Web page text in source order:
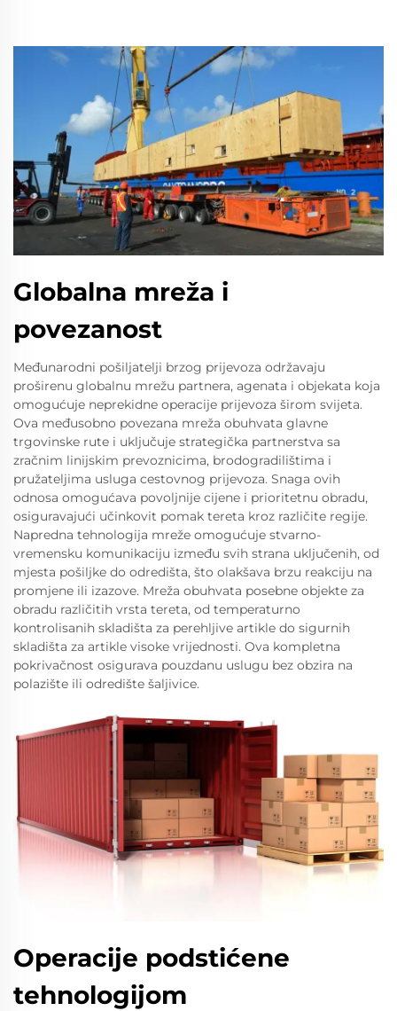
Globalna mreža i
povezanost
Međunarodni pošiljatelji brzog prijevoza održavaju
proširenu globalnu mrežu partnera, agenata i objekata koja
omogućuje neprekidne operacije prijevoza širom svijeta.
Ova međusobno povezana mreža obuhvata glavne
trgovinske rute i uključuje strategička partnerstva sa
zračnim linijskim prevoznicima, brodogradilištima i
pružateljima usluga cestovnog prijevoza. Snaga ovih
odnosa omogućava povoljnije cijene i prioritetnu obradu,
osiguravajući učinkovit pomak tereta kroz različite regije.
Napredna tehnologija mreže omogućuje stvarno-
vremensku komunikaciju između svih strana uključenih, od
mjesta pošiljke do odredišta, što olakšava brzu reakciju na
promjene ili izazove. Mreža obuhvata posebne objekte za
obradu različitih vrsta tereta, od temperaturno
kontrolisanih skladišta za perehljive artikle do sigurnih
skladišta za artikle visoke vrijednosti. Ova kompletna
pokrivačnost osigurava pouzdanu uslugu bez obzira na
polazište ili odredište šaljivice.
Operacije podstićene
tehnologijom